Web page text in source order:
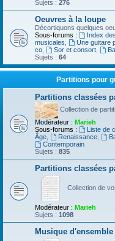
Sujets : 276
Oeuvres à la loupe
Décortiquons quelques
Sous-forums :
Index
musicales
Une guitare
co
Sor et consort,
Sujets : 64
Partitions pour
Partitions classées
Collection de
Modérateur : Marieh
Sous-forums :
Liste de
Âge
Renaissance,
Contemporain
Sujets : 835
Partitions classées
Collection de
Modérateur : Marieh
Sujets : 1098
Musique d'ensemble